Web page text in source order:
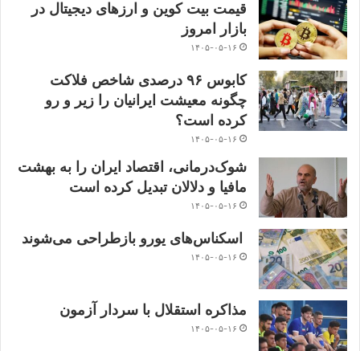
قیمت بیت کوین و ارز‌های دیجیتال در
بازار امروز
۱۴۰۵-۰۵-۱۶
کابوس ۹۶ درصدی شاخص فلاکت
چگونه معیشت ایرانیان را زیر و رو
کرده است؟
۱۴۰۵-۰۵-۱۶
شوک‌درمانی، اقتصاد ایران را به بهشت
مافیا و دلالان تبدیل کرده است
۱۴۰۵-۰۵-۱۶
اسکناس‌های یورو بازطراحی می‌شوند
۱۴۰۵-۰۵-۱۶
مذاکره استقلال با سردار آزمون
۱۴۰۵-۰۵-۱۶